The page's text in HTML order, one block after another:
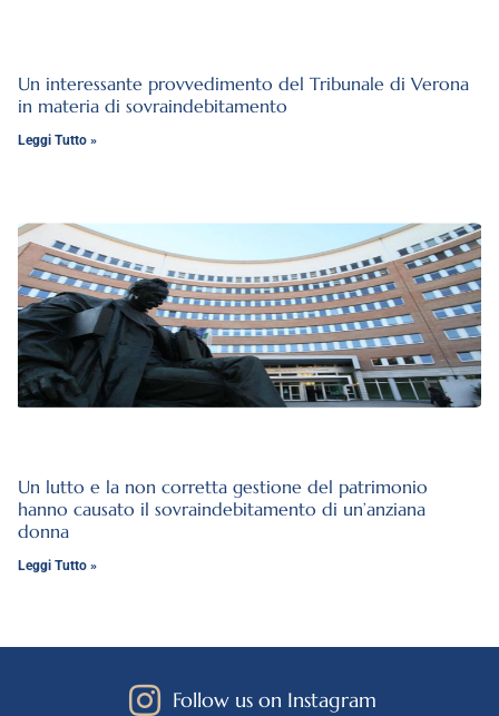
Un interessante provvedimento del Tribunale di Verona
in materia di sovraindebitamento
Leggi Tutto »
Un lutto e la non corretta gestione del patrimonio
hanno causato il sovraindebitamento di un’anziana
donna
Leggi Tutto »
Follow us on Instagram